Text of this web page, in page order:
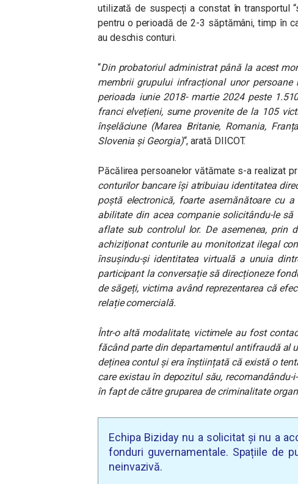
utilizată de suspecți a constat în transportul
pentru o perioadă de 2-3 săptămâni, timp în
au deschis conturi.
“Din probatoriul administrat până la acest
membrii grupului infracțional unor
perioada iunie 2018- martie 2024 peste
franci elvețieni, sume provenite de la 105
înșelăciune (Marea Britanie, Romania,
Slovenia și Georgia)“, arată DIICOT.
Păcălirea persoanelor vătămate s-a realizat
conturilor bancare își atribuiau identitatea
poștă electronică, foarte asemănătoare cu
abilitate din acea companie solicitându-le
aflate sub controlul lor. De asemenea, prin
achiziționat conturile au monitorizat ilegal
însușindu-și identitatea virtuală a unuia
participant la conversație să direcționeze
de săgeți, victima având reprezentarea că
relație comercială.
Într-o altă modalitate, victimele au fost
făcând parte din departamentul antifraudă al
deținea contul și era înștiințată că există o
care existau în depozitul său,
în fapt de către gruparea de criminalitate
Echipa Biziday nu a solicitat și nu a
fonduri guvernamentale. Spațiile de
neinvazivă.